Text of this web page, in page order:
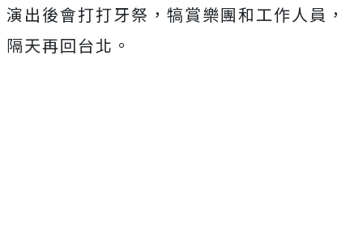
演出後會打打牙祭，犒賞樂團和工作人員，
隔天再回台北。